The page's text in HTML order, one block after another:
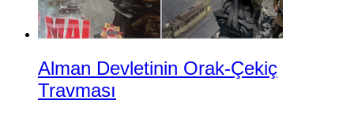
Alman Devletinin Orak-Çekiç
Travması